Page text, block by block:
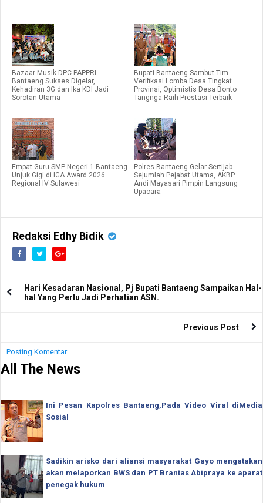
Bazaar Musik DPC PAPPRI
Bantaeng Sukses Digelar,
Kehadiran 3G dan Ika KDI Jadi
Sorotan Utama
Bupati Bantaeng Sambut Tim
Verifikasi Lomba Desa Tingkat
Provinsi, Optimistis Desa Bonto
Tangnga Raih Prestasi Terbaik
Empat Guru SMP Negeri 1 Bantaeng
Unjuk Gigi di IGA Award 2026
Regional IV Sulawesi
Polres Bantaeng Gelar Sertijab
Sejumlah Pejabat Utama, AKBP
Andi Mayasari Pimpin Langsung
Upacara
Redaksi Edhy Bidik
Hari Kesadaran Nasional, Pj Bupati Bantaeng Sampaikan Hal-
hal Yang Perlu Jadi Perhatian ASN.
Previous Post
Posting Komentar
All The News
Ini Pesan Kapolres Bantaeng,Pada Video Viral diMedia
Sosial
Sadikin arisko dari aliansi masyarakat Gayo mengatakan
akan melaporkan BWS dan PT Brantas Abipraya ke aparat
penegak hukum